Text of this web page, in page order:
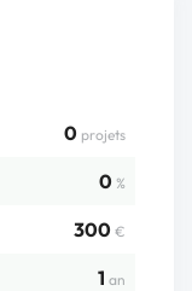
0 projets
0 %
300 €
1 an